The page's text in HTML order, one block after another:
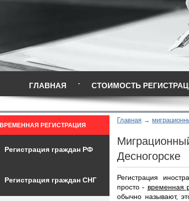
ГЛАВНАЯ СТОИМОСТЬ
Главная
Десногорске
Регистрация
просто - временная
обычно называют,
ВРЕМЕННАЯ РЕГИСТРАЦИЯ
Регистрация граждан РФ
Регистрация граждан СНГ